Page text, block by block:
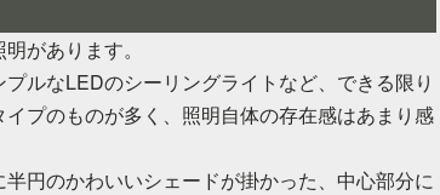
があります。
ルなLEDのシーリングライトなど、できる限り
プのものが多く、照明自体の存在感はあまり感
円のかわいいシェードが掛かった、中心部分に